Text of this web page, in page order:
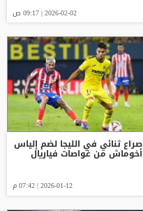
2026-02-02 | 09:17 ص
صراع ثنائي في الليجا لضم إلياس
أخوماش من غواصات فياريال
2026-01-12 | 07:42 م